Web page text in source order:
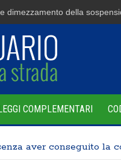
della
COMPLEMENTARI
aver conseguito la